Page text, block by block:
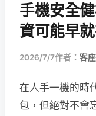
手機安全
資可能早
2026/7/7作者： 客
在人手一機的時
包，但絕對不會